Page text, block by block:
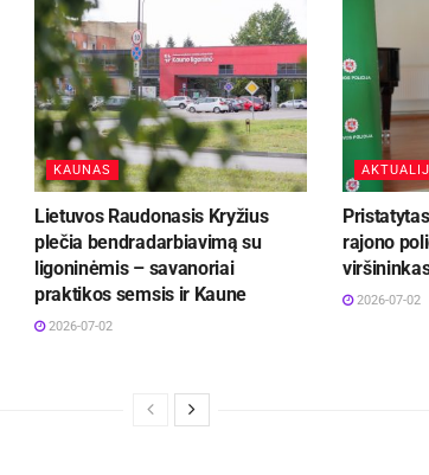
KAUNAS
Lietuvos Raudonasis Kryžius
plečia bendradarbiavimą su
ligoninėmis – savanoriai
praktikos semsis ir Kaune
2026-07-02
rajono
2026-07-02